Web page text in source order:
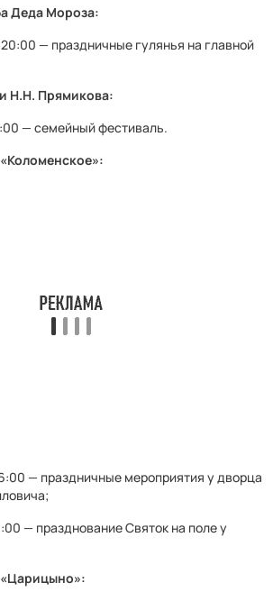
Деда Мороза:
— праздничные гулянья на главной
Н.Н. Прямикова:
— семейный фестиваль.
— праздничные мероприятия у дворца
— празднование Святок на поле у